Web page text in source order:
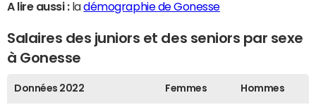
A lire aussi :ladémographie de Gonesse
Salaires des juniors et des seniors par sexe
à Gonesse
Données 2022 Femmes Hommes